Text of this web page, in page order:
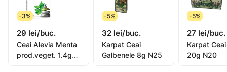
Mod de utilizare
1-2 cănie pe zi.
-3%
29 lei/buc.
Ceai Alevia Menta
prod.veget. 1.4g
-5%
32 lei/buc.
Karpat Ceai
Galbenele 8g N25
-5%
27 lei/buc.
Karpat
20g N20